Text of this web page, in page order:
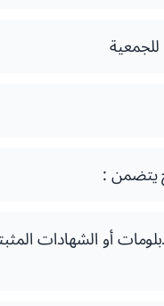
يتضمن :
أو الشهادات